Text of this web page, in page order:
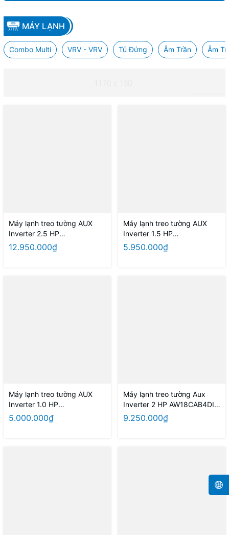
MÁY LẠNH
Combo Multi VRV - VRV Tủ Đứng Âm Trần Âm
Máy lạnh treo tường AUX
Inverter 2.5 HP
AW24CAA4DI-5VN (có Wifi,
không giọng nói)
12.950.000₫
Máy lạnh treo tường AUX
Inverter 1.5 HP
AW13CAA4DI-5VN (có Wifi,
không giọng nói)
5.950.000₫
Máy lạnh treo tường AUX
Inverter 1.0 HP
AW10CAA4DI-5VN (có Wifi,
không giọng nói)
5.000.000₫
Máy lạnh treo tường Aux
Inverter 2 HP AW18CAB4DI-
5VN (có wifi không giọng
9.250.000₫